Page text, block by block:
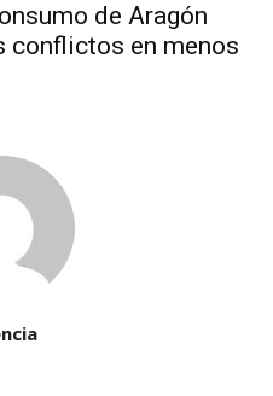
de Aragón
conflictos en menos